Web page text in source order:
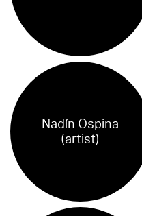
Nadín Ospina
(artist)